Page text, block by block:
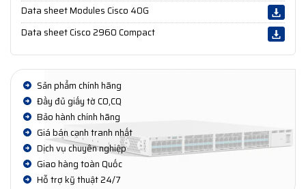
Data sheet Modules Cisco 40G
Data sheet Cisco 2960 Compact
Sản phẩm chính hãng
Đầy đủ giấy tờ CO,CQ
Bảo hành chính hãng
Giá bán cạnh tranh nhất
Dịch vụ chuyên nghiệp
Giao hàng toàn Quốc
Hỗ trợ kỹ thuật 24/7